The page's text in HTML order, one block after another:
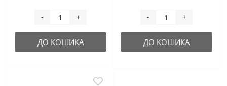
- +
ДО КОШИКА
- +
ДО КОШИКА